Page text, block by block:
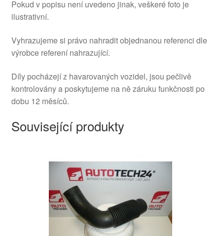
Pokud v popisu není uvedeno jinak, veškeré foto je
ilustrativní.
Vyhrazujeme si právo nahradit objednanou referenci dle
výrobce referení nahrazující.
Díly pocházejí z havarovaných vozidel, jsou pečlivě
kontrolovány a poskytujeme na ně záruku funkčnosti po
dobu 12 měsíců.
Související produkty